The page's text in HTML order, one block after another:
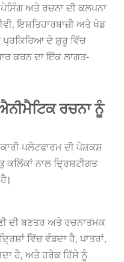
ਅਤੇ ਰਚਨਾ ਦੀ ਕਲਪਨਾ
ਇਸ਼ਤਿਹਾਰਬਾਜ਼ੀ ਅਤੇ ਖੇਡ
ਪ੍ਰਕਿਰਿਆ ਦੇ ਸ਼ੁਰੂ ਵਿੱਚ
ਕਰਨ ਦਾ ਇੱਕ ਲਾਗਤ-
ਰਚਨਾ ਨੂੰ
ਪਲੇਟਫਾਰਮ ਦੀ ਪੇਸ਼ਕਸ਼
ਕਲਿੱਕਾਂ ਨਾਲ ਦ੍ਰਿਸ਼ਟੀਗਤ
ਦੀ ਬਣਤਰ ਅਤੇ ਰਚਨਾਤਮਕ
ਵਿੱਚ ਵੰਡਦਾ ਹੈ, ਪਾਤਰਾਂ,
ਹੈ, ਅਤੇ ਹਰੇਕ ਹਿੱਸੇ ਨੂੰ